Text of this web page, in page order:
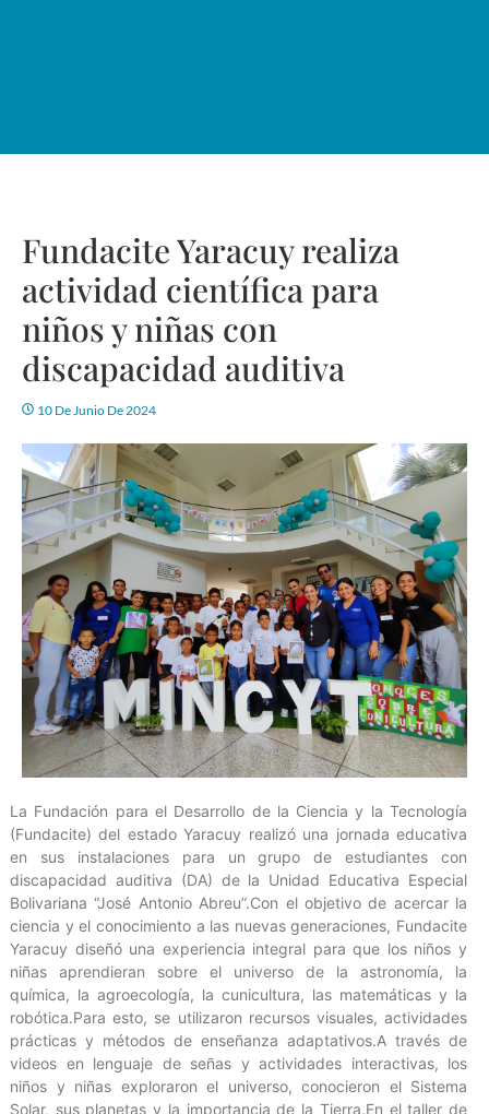
Fundacite Yaracuy realiza
actividad científica para
niños y niñas con
discapacidad auditiva
10 De Junio De 2024
La Fundación para el Desarrollo de la Ciencia y la Tecnología
(Fundacite) del estado Yaracuy realizó una jornada educativa
en sus instalaciones para un grupo de estudiantes con
discapacidad auditiva (DA) de la Unidad Educativa Especial
Bolivariana “José Antonio Abreu”.Con el objetivo de acercar la
ciencia y el conocimiento a las nuevas generaciones, Fundacite
Yaracuy diseñó una experiencia integral para que los niños y
niñas aprendieran sobre el universo de la astronomía, la
química, la agroecología, la cunicultura, las matemáticas y la
robótica.Para esto, se utilizaron recursos visuales, actividades
prácticas y métodos de enseñanza adaptativos.A través de
videos en lenguaje de señas y actividades interactivas, los
niños y niñas exploraron el universo, conocieron el Sistema
Solar, sus planetas y la importancia de la Tierra.En el taller de